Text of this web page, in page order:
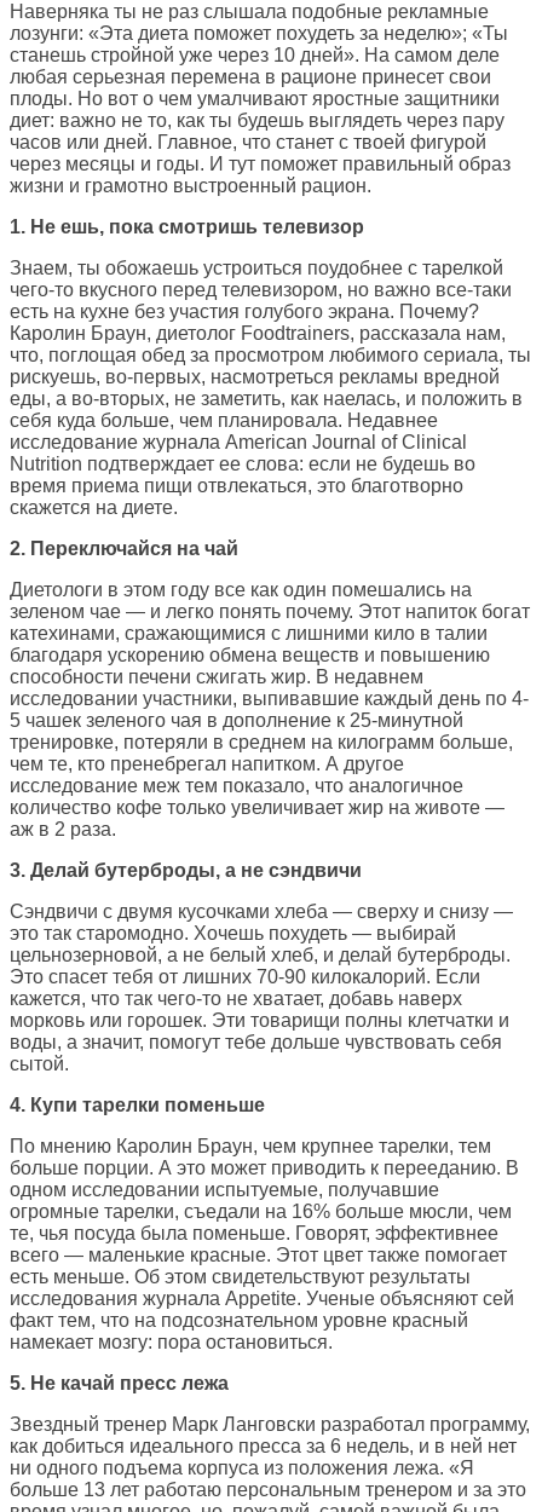
Наверняка ты не раз слышала подобные рекламные
лозунги: «Эта диета поможет похудеть за неделю»; «Ты
станешь стройной уже через 10 дней». На самом деле
любая серьезная перемена в рационе принесет свои
плоды. Но вот о чем умалчивают яростные защитники
диет: важно не то, как ты будешь выглядеть через пару
часов или дней. Главное, что станет с твоей фигурой
через месяцы и годы. И тут поможет правильный образ
жизни и грамотно выстроенный рацион.
1. Не ешь, пока смотришь телевизор
Знаем, ты обожаешь устроиться поудобнее с тарелкой
чего-то вкусного перед телевизором, но важно все-таки
есть на кухне без участия голубого экрана. Почему?
Каролин Браун, диетолог Foodtrainers, рассказала нам,
что, поглощая обед за просмотром любимого сериала, ты
рискуешь, во-первых, насмотреться рекламы вредной
еды, а во-вторых, не заметить, как наелась, и положить в
себя куда больше, чем планировала. Недавнее
исследование журнала American Journal of Clinical
Nutrition подтверждает ее слова: если не будешь во
время приема пищи отвлекаться, это благотворно
скажется на диете.
2. Переключайся на чай
Диетологи в этом году все как один помешались на
зеленом чае — и легко понять почему. Этот напиток богат
катехинами, сражающимися с лишними кило в талии
благодаря ускорению обмена веществ и повышению
способности печени сжигать жир. В недавнем
исследовании участники, выпивавшие каждый день по 4-
5 чашек зеленого чая в дополнение к 25-минутной
тренировке, потеряли в среднем на килограмм больше,
чем те, кто пренебрегал напитком. А другое
исследование меж тем показало, что аналогичное
количество кофе только увеличивает жир на животе —
аж в 2 раза.
3. Делай бутерброды, а не сэндвичи
Сэндвичи с двумя кусочками хлеба — сверху и снизу —
это так старомодно. Хочешь похудеть — выбирай
цельнозерновой, а не белый хлеб, и делай бутерброды.
Это спасет тебя от лишних 70-90 килокалорий. Если
кажется, что так чего-то не хватает, добавь наверх
морковь или горошек. Эти товарищи полны клетчатки и
воды, а значит, помогут тебе дольше чувствовать себя
сытой.
4. Купи тарелки поменьше
По мнению Каролин Браун, чем крупнее тарелки, тем
больше порции. А это может приводить к перееданию. В
одном исследовании испытуемые, получавшие
огромные тарелки, съедали на 16% больше мюсли, чем
те, чья посуда была поменьше. Говорят, эффективнее
всего — маленькие красные. Этот цвет также помогает
есть меньше. Об этом свидетельствуют результаты
исследования журнала Appetite. Ученые объясняют сей
факт тем, что на подсознательном уровне красный
намекает мозгу: пора остановиться.
5. Не качай пресс лежа
Звездный тренер Марк Ланговски разработал программу,
как добиться идеального пресса за 6 недель, и в ней нет
ни одного подъема корпуса из положения лежа. «Я
больше 13 лет работаю персональным тренером и за это